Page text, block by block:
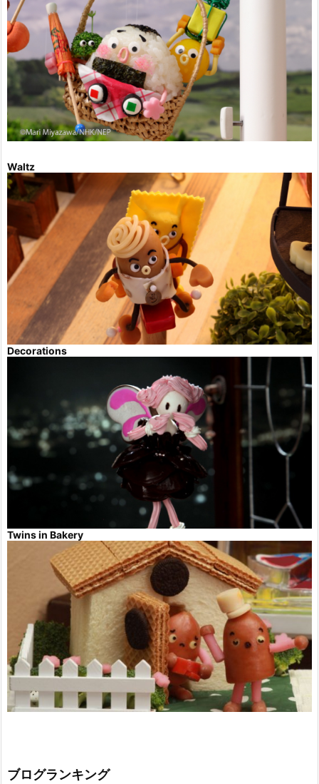
Waltz
Decorations
Twins in Bakery
ブログランキング